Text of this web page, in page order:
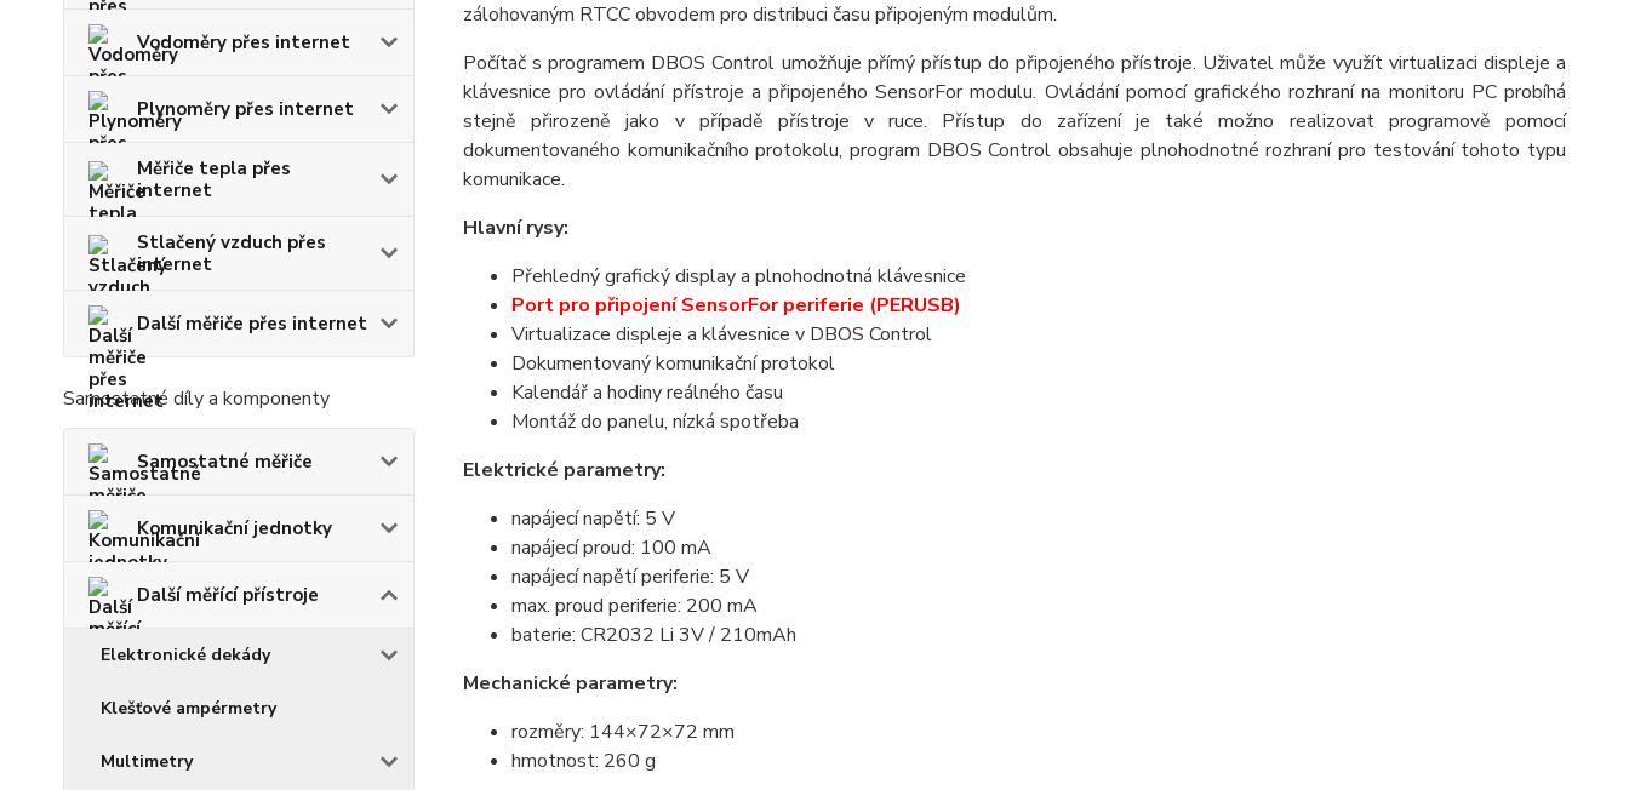
Vodoměry přes internet
Plynoměry přes internet
Měřiče tepla přes
internet
Stlačený vzduch přes
internet
Další měřiče přes internet
Samostatné díly a komponenty
Samostatné měřiče
Komunikační jednotky
Další měřící přístroje
Elektronické dekády
Klešťové ampérmetry
Multimetry
zálohovaným RTCC obvodem pro distribuci času připojeným modulům.
Počítač s programem DBOS Control umožňuje přímý přístup do připojeného přístroje. Uživatel může využít virtualizaci displeje a
klávesnice pro ovládání přístroje a připojeného SensorFor modulu. Ovládání pomocí grafického rozhraní na monitoru PC probíhá
stejně přirozeně jako v případě přístroje v ruce. Přístup do zařízení je také možno realizovat programově pomocí
dokumentovaného komunikačního protokolu, program DBOS Control obsahuje plnohodnotné rozhraní pro testování tohoto typu
komunikace.
Hlavní rysy:
Přehledný grafický display a plnohodnotná klávesnice
Port pro připojení SensorFor periferie (PERUSB)
Virtualizace displeje a klávesnice v DBOS Control
Dokumentovaný komunikační protokol
Kalendář a hodiny reálného času
Montáž do panelu, nízká spotřeba
Elektrické parametry:
napájecí napětí: 5 V
napájecí proud: 100 mA
napájecí napětí periferie: 5 V
max. proud periferie: 200 mA
baterie: CR2032 Li 3V / 210mAh
Mechanické parametry:
rozměry: 144×72×72 mm
hmotnost: 260 g